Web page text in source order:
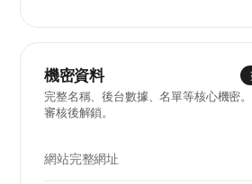
機密資料
完整名稱、後台數據、名單等核心機密
審核後解鎖。
網站完整網址